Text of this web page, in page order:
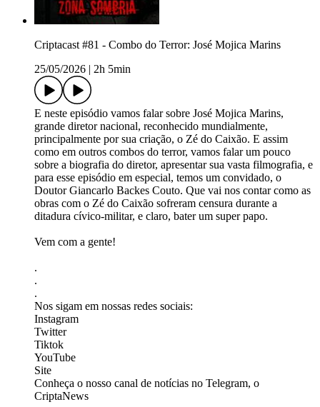
Criptacast #81 - Combo do Terror: José Mojica Marins
25/05/2026
2h 5min
E neste episódio vamos falar sobre José Mojica Marins,
grande diretor nacional, reconhecido mundialmente,
principalmente por sua criação, o Zé do Caixão. E assim
como em outros combos do terror, vamos falar um pouco
sobre a biografia do diretor, apresentar sua vasta filmografia, e
para esse episódio em especial, temos um convidado, o
Doutor Giancarlo Backes Couto. Que vai nos contar como as
obras com o Zé do Caixão sofreram censura durante a
ditadura cívico-militar, e claro, bater um super papo.
Vem com a gente!
.
.
.
Nos sigam em nossas redes sociais:
⁠⁠⁠⁠⁠⁠⁠⁠⁠⁠⁠⁠⁠⁠⁠⁠⁠⁠Instagram⁠⁠⁠⁠⁠⁠⁠⁠⁠⁠⁠⁠⁠⁠⁠⁠⁠⁠⁠⁠⁠
⁠⁠⁠⁠⁠⁠⁠⁠⁠⁠⁠⁠⁠⁠⁠⁠⁠⁠⁠⁠⁠Twitter⁠⁠⁠⁠⁠⁠⁠⁠⁠⁠⁠⁠⁠⁠⁠⁠⁠⁠⁠⁠⁠
⁠⁠⁠⁠⁠⁠⁠⁠⁠⁠⁠⁠⁠⁠⁠⁠⁠⁠⁠⁠⁠Tiktok⁠⁠⁠⁠⁠⁠⁠⁠⁠⁠⁠⁠⁠⁠⁠⁠⁠⁠⁠⁠⁠
⁠⁠⁠⁠⁠⁠⁠⁠⁠⁠⁠⁠⁠⁠⁠⁠⁠⁠⁠⁠⁠YouTube⁠⁠⁠⁠⁠⁠⁠⁠⁠⁠⁠⁠⁠⁠⁠⁠⁠⁠⁠⁠⁠
⁠⁠⁠⁠⁠⁠⁠⁠⁠⁠⁠⁠⁠⁠⁠⁠⁠⁠⁠⁠⁠Site⁠⁠⁠⁠⁠⁠⁠⁠⁠⁠⁠⁠⁠⁠⁠⁠⁠⁠⁠⁠⁠
Conheça o nosso canal de notícias no Telegram, o
⁠⁠⁠⁠⁠⁠⁠⁠⁠⁠⁠⁠⁠⁠⁠⁠⁠⁠⁠⁠⁠CriptaNews⁠⁠⁠⁠⁠⁠⁠⁠⁠⁠⁠⁠⁠⁠⁠⁠⁠⁠